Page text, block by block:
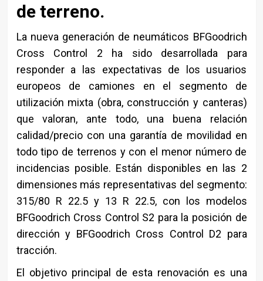
de terreno.
La nueva generación de neumáticos BFGoodrich
Cross Control 2 ha sido desarrollada para
responder a las expectativas de los usuarios
europeos de camiones en el segmento de
utilización mixta (obra, construcción y canteras)
que valoran, ante todo, una buena relación
calidad/precio con una garantía de movilidad en
todo tipo de terrenos y con el menor número de
incidencias posible. Están disponibles en las 2
dimensiones más representativas del segmento:
315/80 R 22.5 y 13 R 22.5, con los modelos
BFGoodrich Cross Control S2 para la posición de
dirección y BFGoodrich Cross Control D2 para
tracción.
El objetivo principal de esta renovación es una